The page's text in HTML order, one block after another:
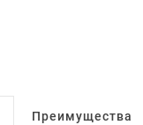
Преимущества